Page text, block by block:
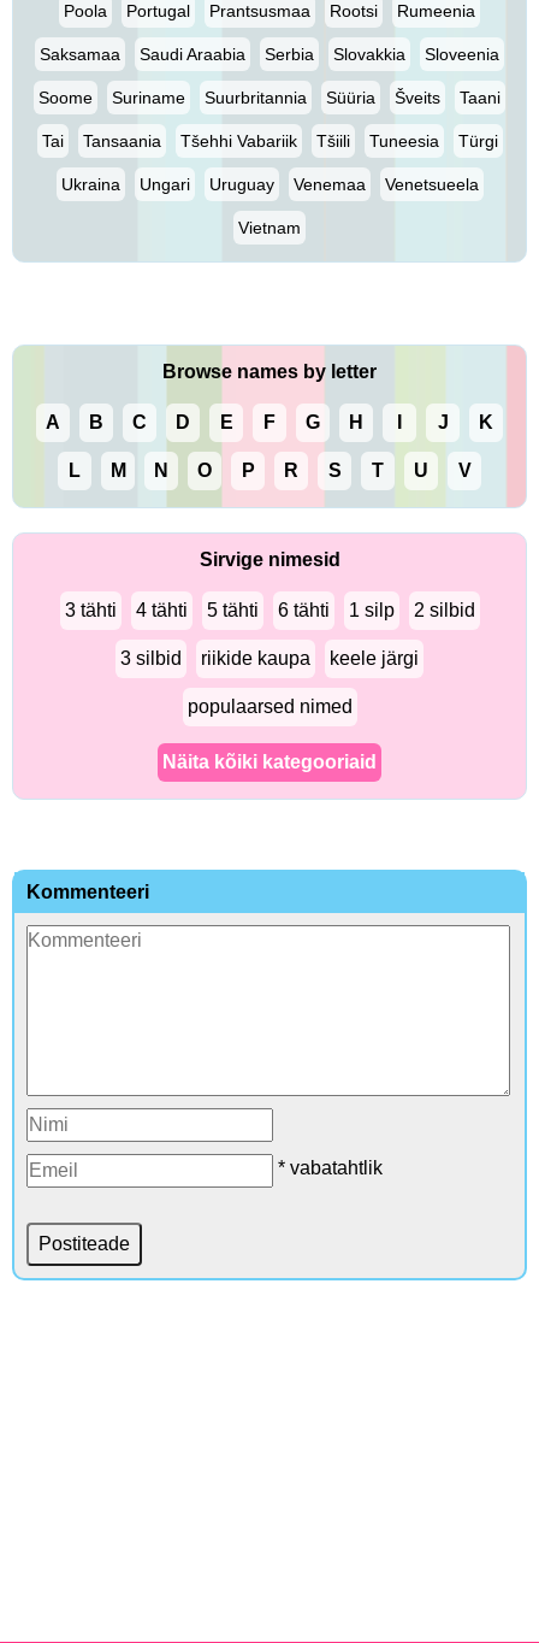
Poola Portugal Prantsusmaa Rootsi Rumeenia
Saksamaa Saudi Araabia Serbia Slovakkia Sloveenia
Soome Suriname Suurbritannia Süüria Šveits Taani
Tai Tansaania Tšehhi Vabariik Tšiili Tuneesia Türgi
Ukraina Ungari Uruguay Venemaa Venetsueela
Vietnam
Browse names by letter
A B C D E F G H J K
L M N O P R S T U V
Sirvige nimesid
3 tähti 4 tähti 5 tähti 6 tähti 1 silp 2 silbid
3 silbid riikide kaupa keele järgi
populaarsed nimed
Näita kõiki kategooriaid
Kommenteeri
* vabatahtlik